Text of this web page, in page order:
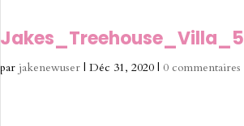
Jakes_Treehouse_Villa_5
par jakenewuser |Déc 31, 2020 |0 commentaires